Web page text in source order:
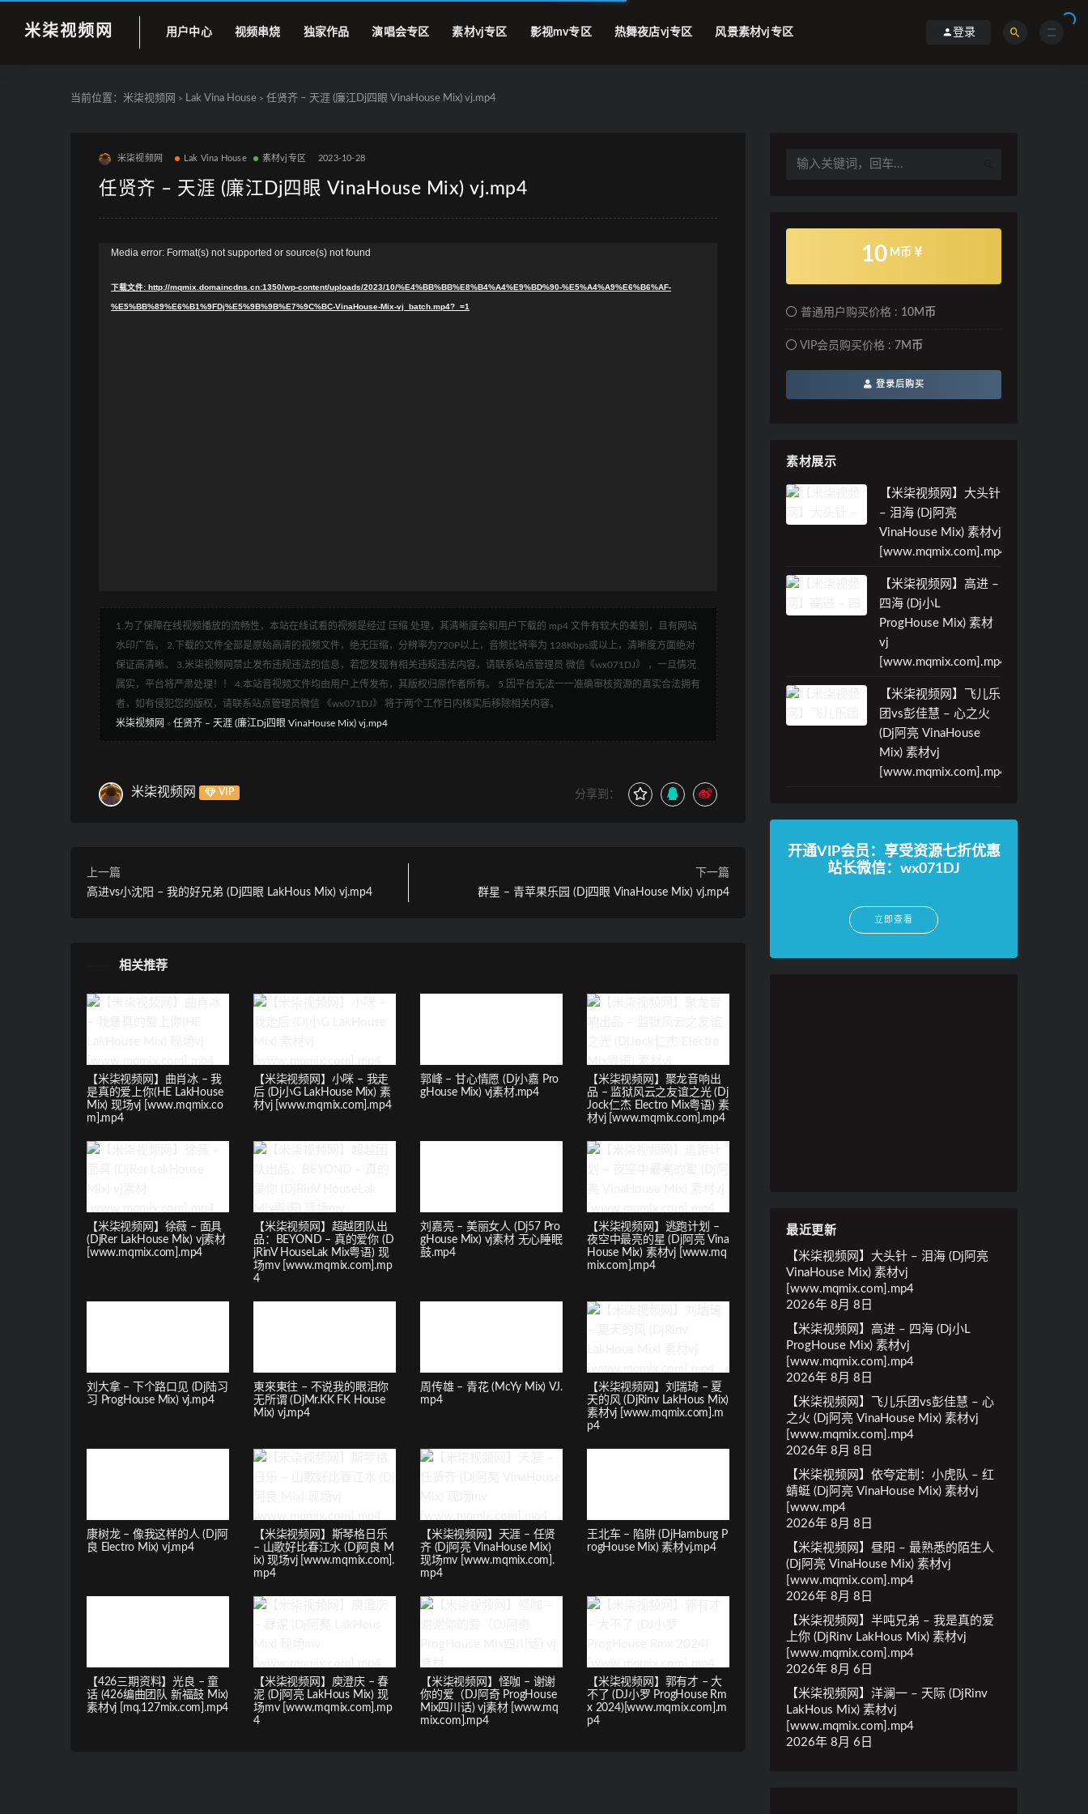
米柒视频网 用户中心 视频串烧 独家作品 演唱会专区 素材vj专区 影视mv专区 热舞夜店vj专区 风景素材vj专区 登录
当前位置： 米柒视频网 > Lak Vina House > 任贤齐 – 天涯 (廉江Dj四眼 VinaHouse Mix) vj.mp4
米柒视频网 Lak Vina House 素材vj专区 2023-10-28
任贤齐 – 天涯 (廉江Dj四眼 VinaHouse Mix) vj.mp4
Media error: Format(s) not supported or source(s) not found
下载文件: http://mqmix.domaincdns.cn:1350/wp-content/uploads/2023/10/%E4%BB%BB%E8%B4%A4%E9%BD%90-%E5%A4%A9%E6%B6%AF-
%E5%BB%89%E6%B1%9FDj%E5%9B%9B%E7%9C%BC-VinaHouse-Mix-vj_batch.mp4?_=1
1.为了保障在线视频播放的流畅性，本站在线试看的视频是经过 压缩 处理，其清晰度会和用户下载的 mp4 文件有较大的差别，且有网站
水印广告。 2.下载的文件全部是原始高清的视频文件，绝无压缩，分辨率为720P以上，音频比特率为 128Kbps或以上，清晰度方面绝对
保证高清晰。 3.米柒视频网禁止发布违规违法的信息，若您发现有相关违规违法内容，请联系站点管理员 微信《wx071DJ》 ，一旦情况
属实，平台将严肃处理！！ 4.本站音视频文件均由用户上传发布，其版权归原作者所有。 5.因平台无法一一准确审核资源的真实合法拥有
者，如有侵犯您的版权，请联系站点管理员微信 《wx071DJ》 将于两个工作日内核实后移除相关内容。
米柒视频网 » 任贤齐 – 天涯 (廉江Dj四眼 VinaHouse Mix) vj.mp4
米柒视频网 VIP 分享到：
上一篇
高进vs小沈阳 – 我的好兄弟 (Dj四眼 LakHous Mix) vj.mp4
下一篇
群星 – 青苹果乐园 (Dj四眼 VinaHouse Mix) vj.mp4
相关推荐
【米柒视频网】曲肖冰 – 我
是真的爱上你(HE LakHouse
Mix) 现场vj [www.mqmix.co
m].mp4
【米柒视频网】小咪 – 我走
后 (Dj小G LakHouse Mix) 素
材vj [www.mqmix.com].mp4
郭峰 – 甘心情愿 (Dj小嘉 Pro
gHouse Mix) vj素材.mp4
【米柒视频网】聚龙音响出
品 – 监狱风云之友谊之光 (Dj
Jock仁杰 Electro Mix粤语) 素
材vj [www.mqmix.com].mp4
【米柒视频网】徐薇 – 面具
(DjRer LakHouse Mix) vj素材
[www.mqmix.com].mp4
【米柒视频网】超越团队出
品：BEYOND – 真的爱你 (D
jRinV HouseLak Mix粤语) 现
场mv [www.mqmix.com].mp
4
刘嘉亮 – 美丽女人 (Dj57 Pro
gHouse Mix) vj素材 无心睡眠
鼓.mp4
【米柒视频网】逃跑计划 –
夜空中最亮的星 (Dj阿亮 Vina
House Mix) 素材vj [www.mq
mix.com].mp4
刘大拿 – 下个路口见 (Dj陆习
习 ProgHouse Mix) vj.mp4
東來東往 – 不说我的眼泪你
无所谓 (DjMr.KK FK House
Mix) vj.mp4
周传雄 – 青花 (McYy Mix) VJ.
mp4
【米柒视频网】刘瑞琦 – 夏
天的风 (DjRinv LakHous Mix)
素材vj [www.mqmix.com].m
p4
康树龙 – 像我这样的人 (Dj阿
良 Electro Mix) vj.mp4
【米柒视频网】斯琴格日乐
– 山歌好比春江水 (Dj阿良 M
ix) 现场vj [www.mqmix.com].
mp4
【米柒视频网】天涯 – 任贤
齐 (Dj阿亮 VinaHouse Mix)
现场mv [www.mqmix.com].
mp4
王北车 – 陷阱 (DjHamburg P
rogHouse Mix) 素材vj.mp4
【426三期资料】光良 – 童
话 (426编曲团队 新福鼓 Mix)
素材vj [mq.127mix.com].mp4
【米柒视频网】庾澄庆 – 春
泥 (Dj阿亮 LakHous Mix) 现
场mv [www.mqmix.com].mp
4
【米柒视频网】怪咖 – 谢谢
你的爱（DJ阿奇 ProgHouse
Mix四川话) vj素材 [www.mq
mix.com].mp4
【米柒视频网】郭有才 – 大
不了 (DJ小罗 ProgHouse Rm
x 2024)[www.mqmix.com].m
p4
10 M币
普通用户购买价格 : 10M币
VIP会员购买价格 : 7M币
登录后购买
素材展示
【米柒视频网】大头针
– 泪海 (Dj阿亮
VinaHouse Mix) 素材vj
[www.mqmix.com].mp4
【米柒视频网】高进 –
四海 (Dj小L
ProgHouse Mix) 素材
vj
[www.mqmix.com].mp4
【米柒视频网】飞儿乐
团vs彭佳慧 – 心之火
(Dj阿亮 VinaHouse
Mix) 素材vj
[www.mqmix.com].mp4
开通VIP会员：享受资源七折优惠
站长微信：wx071DJ
立即查看
最近更新
【米柒视频网】大头针 – 泪海 (Dj阿亮
VinaHouse Mix) 素材vj
[www.mqmix.com].mp4
2026年 8月 8日
【米柒视频网】高进 – 四海 (Dj小L
ProgHouse Mix) 素材vj
[www.mqmix.com].mp4
2026年 8月 8日
【米柒视频网】飞儿乐团vs彭佳慧 – 心
之火 (Dj阿亮 VinaHouse Mix) 素材vj
[www.mqmix.com].mp4
2026年 8月 8日
【米柒视频网】依夸定制：小虎队 – 红
蜻蜓 (Dj阿亮 VinaHouse Mix) 素材vj
[www.mp4
2026年 8月 8日
【米柒视频网】昼阳 – 最熟悉的陌生人
(Dj阿亮 VinaHouse Mix) 素材vj
[www.mqmix.com].mp4
2026年 8月 8日
【米柒视频网】半吨兄弟 – 我是真的爱
上你 (DjRinv LakHous Mix) 素材vj
[www.mqmix.com].mp4
2026年 8月 6日
【米柒视频网】洋澜一 – 天际 (DjRinv
LakHous Mix) 素材vj
[www.mqmix.com].mp4
2026年 8月 6日